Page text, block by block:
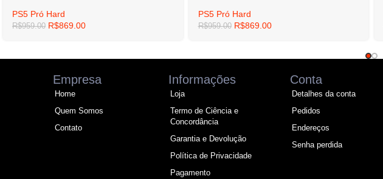
PS5 Pró Hard
R$959.00 R$869.00
PS5 Pró Hard
R$959.00 R$869.00
Empresa
Home
Quem Somos
Contato
Informações
Loja
Termo de Ciência e
Concordância
Garantia e Devolução
Política de Privacidade
Pagamento
Conta
Detalhes da conta
Pedidos
Endereços
Senha perdida